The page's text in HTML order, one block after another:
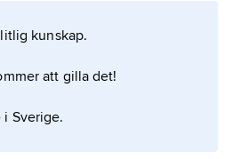
Bohemund I intog
kunskap.
att gilla det!
i Sverige.